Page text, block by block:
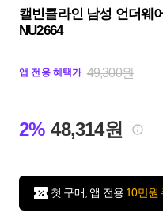
캘빈클라인 남성 언더웨
NU2664
앱 전용 혜택가 49,300원
2% 48,314원
첫 구매, 앱 전용 10만원